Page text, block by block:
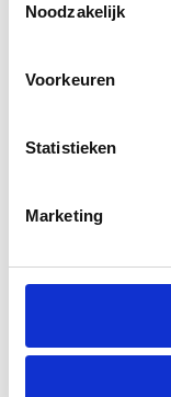
Noodzakelijk
Voorkeuren
Statistieken
Marketing